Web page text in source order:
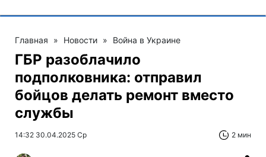
Главная » Новости » Война в Украине
ГБР разоблачило
подполковника: отправил
бойцов делать ремонт вместо
службы
14:32 30.04.2025 Ср 2 мин